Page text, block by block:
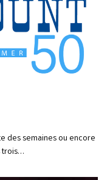
des semaines ou encore
trois…